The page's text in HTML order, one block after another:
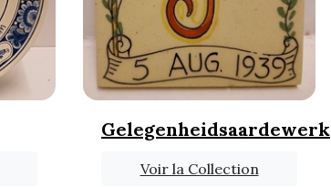
Gelegenheidsaardewerk
Voir la Collection